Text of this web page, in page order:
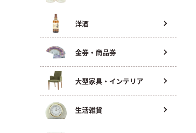
洋酒
金券・商品券
大型家具・インテリア
生活雑貨